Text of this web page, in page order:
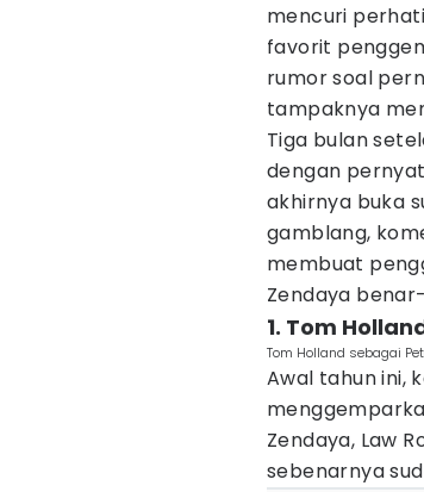
mencuri
favorit
rumor soal
tampaknya
Tiga bulan
dengan
akhirnya buka
gamblang,
membuat
Zendaya
1. Tom
Tom Holland sebagai
Awal tahun ini,
Zendaya, Law
sebenarnya